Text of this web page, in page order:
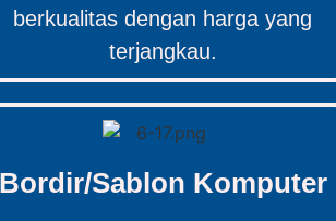
berkualitas dengan harga yang
terjangkau.
Sablon Komputer